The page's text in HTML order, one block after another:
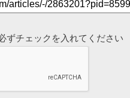
ずチェックを入れてください